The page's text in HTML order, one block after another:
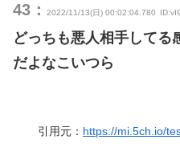
43： 2022/11/13(日) 00:02:04.780
どっちも悪人相手してる
だよなこいつら
引用元： https://mi.5ch.io/